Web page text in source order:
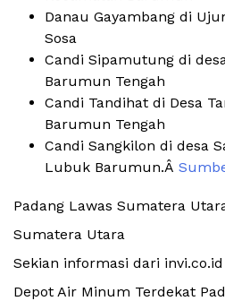
Danau Gayambang di
Sosa
Candi Sipamutung di
Barumun Tengah
Candi Tandihat di Desa
Barumun Tengah
Candi Sangkilon di desa
Lubuk Barumun.Â
Padang Lawas Sumatera
Sumatera Utara
Sekian informasi dari
Depot Air Minum Terdekat